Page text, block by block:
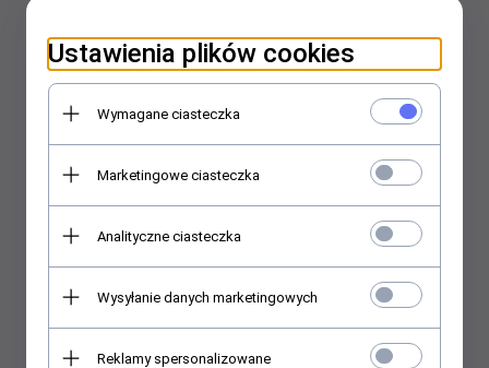
Głowa chodzącej maskotki - Król Lew
1499,00
Ustawienia plików cookies
Wymagane ciasteczka
Marketingowe ciasteczka
Analityczne ciasteczka
Wysyłanie danych marketingowych
Reklamy spersonalizowane